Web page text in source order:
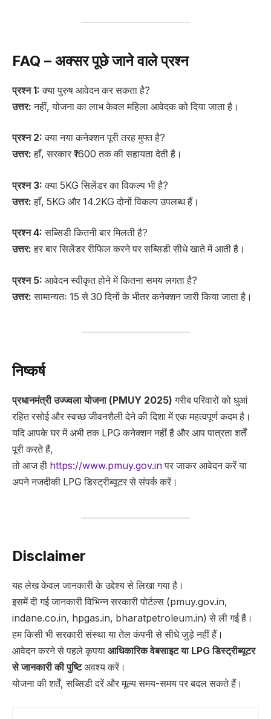
FAQ – अक्सर पूछे जाने वाले प्रश्न
प्रश्न 1: क्या पुरुष आवेदन कर सकता है?
उत्तर: नहीं, योजना का लाभ केवल महिला आवेदक को दिया जाता है।
प्रश्न 2: क्या नया कनेक्शन पूरी तरह मुफ्त है?
उत्तर: हाँ, सरकार ₹1600 तक की सहायता देती है।
प्रश्न 3: क्या 5KG सिलेंडर का विकल्प भी है?
उत्तर: हाँ, 5KG और 14.2KG दोनों विकल्प उपलब्ध हैं।
प्रश्न 4: सब्सिडी कितनी बार मिलती है?
उत्तर: हर बार सिलेंडर रीफिल करने पर सब्सिडी सीधे खाते में आती है।
प्रश्न 5: आवेदन स्वीकृत होने में कितना समय लगता है?
उत्तर: सामान्यतः 15 से 30 दिनों के भीतर कनेक्शन जारी किया जाता है।
निष्कर्ष
प्रधानमंत्री उज्ज्वला योजना (PMUY 2025) गरीब परिवारों को धुआं
रहित रसोई और स्वच्छ जीवनशैली देने की दिशा में एक महत्वपूर्ण कदम है।
यदि आपके घर में अभी तक LPG कनेक्शन नहीं है और आप पात्रता शर्तें
पूरी करते हैं,
तो आज ही https://www.pmuy.gov.inपर जाकर आवेदन करें या
अपने नजदीकी LPG डिस्ट्रीब्यूटर से संपर्क करें।
Disclaimer
यह लेख केवल जानकारी के उद्देश्य से लिखा गया है।
इसमें दी गई जानकारी विभिन्न सरकारी पोर्टल्स (pmuy.gov.in,
indane.co.in, hpgas.in, bharatpetroleum.in) से ली गई है।
हम किसी भी सरकारी संस्था या तेल कंपनी से सीधे जुड़े नहीं हैं।
आवेदन करने से पहले कृपया आधिकारिक वेबसाइट या LPG डिस्ट्रीब्यूटर
से जानकारी की पुष्टिअवश्य करें।
योजना की शर्तें, सब्सिडी दरें और मूल्य समय-समय पर बदल सकते हैं।